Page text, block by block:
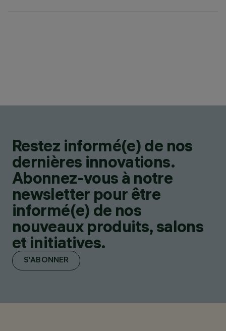
Restez informé(e) de nos
dernières innovations.
Abonnez-vous à notre
newsletter pour être
informé(e) de nos
nouveaux produits, salons
et initiatives.
S'ABONNER